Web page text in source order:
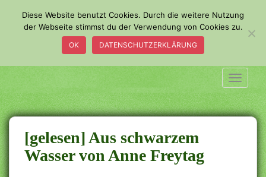
a
i
n
c
o
n
[gelesen] Aus schwarzem
Wasser von Anne Freytag
Diese Website benutzt Cookies. Durch die weitere Nutzung
der Webseite stimmst du der Verwendung von Cookies zu.
OK DATENSCHUTZERKLÄRUNG